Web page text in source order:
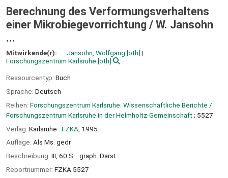
Berechnung des Verformungsverhaltens
einer Mikrobiegevorrichtung / W. Jansohn
...
Mitwirkende(r): Jansohn, Wolfgang [oth]
Forschungszentrum Karlsruhe [oth]
Ressourcentyp: Buch
Sprache: Deutsch
Reihen: Forschungszentrum Karlsruhe. Wissenschaftliche Berichte /
Forschungszentrum Karlsruhe in der Helmholtz-Gemeinschaft; 5527
Verlag: Karlsruhe : FZKA, 1995
Auflage: Als Ms. gedr
Beschreibung: III, 60 S. : graph. Darst
Reportnummer: FZKA 5527